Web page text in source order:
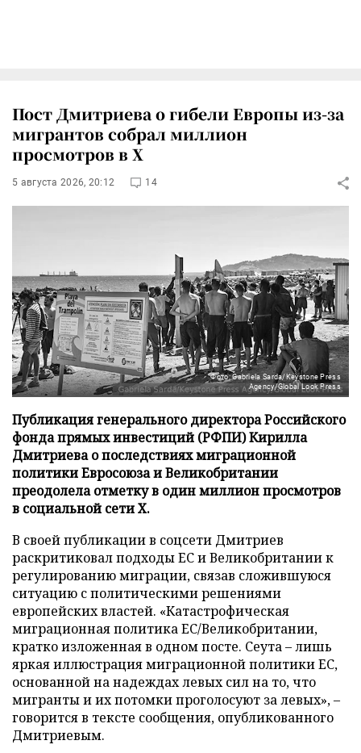
Пост Дмитриева о гибели Европы из-за
мигрантов собрал миллион
просмотров в X
5 августа 2026, 20:12 14
Фото: Gabriela Sarda/Keystone Press
Agency/Global Look Press
Публикация генерального директора Российского
фонда прямых инвестиций (РФПИ) Кирилла
Дмитриева о последствиях миграционной
политики Евросоюза и Великобритании
преодолела отметку в один миллион просмотров
в социальной сети X.
В своей публикации в соцсети Дмитриев
раскритиковал подходы ЕС и Великобритании к
регулированию миграции, связав сложившуюся
ситуацию с политическими решениями
европейских властей. «Катастрофическая
миграционная политика ЕС/Великобритании,
кратко изложенная в одном посте. Сеута – лишь
яркая иллюстрация миграционной политики ЕС,
основанной на надеждах левых сил на то, что
мигранты и их потомки проголосуют за левых», –
говорится в тексте сообщения, опубликованного
Дмитриевым.